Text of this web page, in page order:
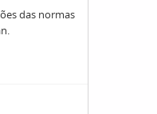
das normas